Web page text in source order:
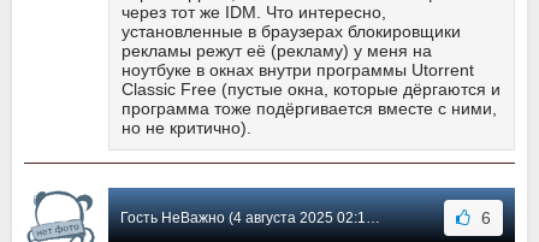
через тот же IDM. Что интересно,
установленные в браузерах блокировщики
рекламы режут её (рекламу) у меня на
ноутбуке в окнах внутри программы Utorrent
Classic Free (пустые окна, которые дёргаются и
программа тоже подёргивается вместе с ними,
но не критично).
Гость НеВажно (4 августа 2025 02:18) Сообщение #6203 6